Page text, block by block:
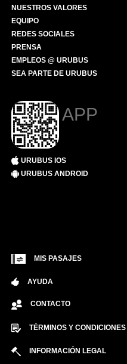
NUESTROS VALORES
EQUIPO
REDES SOCIALES
PRENSA
EMPLEOS @ URUBUS
SEA PARTE DE URUBUS
APP
URUBUS IOS
URUBUS ANDROID
MIS PASAJES
AYUDA
CONTACTO
TÉRMINOS Y CONDICIONES
INFORMACIÓN LEGAL